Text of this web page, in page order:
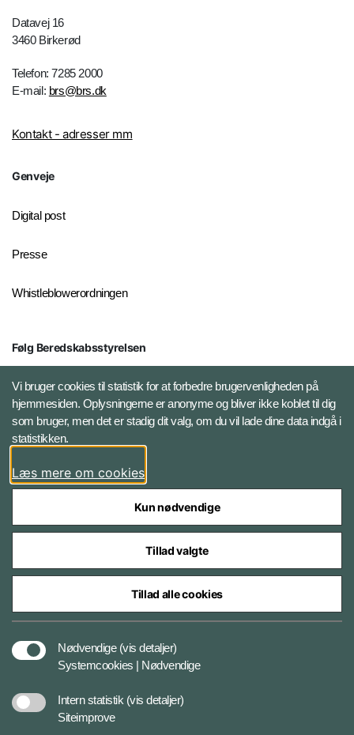
Datavej 16
3460 Birkerød
Telefon: 7285 2000
E-mail: brs@brs.dk
Kontakt - adresser mm
Genveje
Digital post
Presse
Whistleblowerordningen
Følg Beredskabsstyrelsen
X BRSdk
LinkedIn BRS-profil
Vi bruger cookies til statistik for at forbedre brugervenligheden på
hjemmesiden. Oplysningerne er anonyme og bliver ikke koblet til dig
som bruger, men det er stadig dit valg, om du vil lade dine data indgå i
statistikken.
Læs mere om cookies
Kun nødvendige
Tillad valgte
Tillad alle cookies
Nødvendige (vis detaljer)
Systemcookies | Nødvendige
Intern statistik (vis detaljer)
Siteimprove